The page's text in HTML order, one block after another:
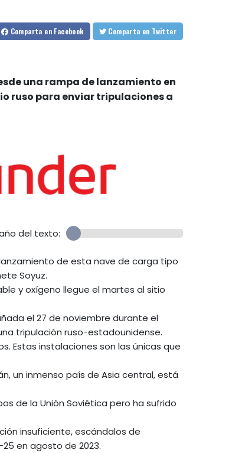
Comparta en Facebook Comparta en Twitter
una rampa de lanzamiento en
ruso para enviar tripulaciones a
del texto:
de esta nave de carga tipo
Soyuz.
y oxígeno llegue el martes al sitio
el 27 de noviembre durante el
tripulación ruso-estadounidense.
Estas instalaciones son las únicas que
un inmenso país de Asia central, está
de la Unión Soviética pero ha sufrido
insuficiente, escándalos de
en agosto de 2023.